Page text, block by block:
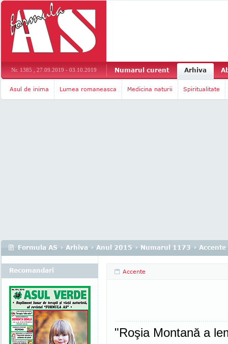
Nr. 1385 , 27.09.2019 - 03.10.2019 Numarul curent Arhiva
Asul de inima Lumea romaneasca Medicina naturii Spiritualitate
Formula AS › Arhiva › Anul 2015 › Numarul 1173 › Accente
Accente
"Roşia Montană a
Recomandari